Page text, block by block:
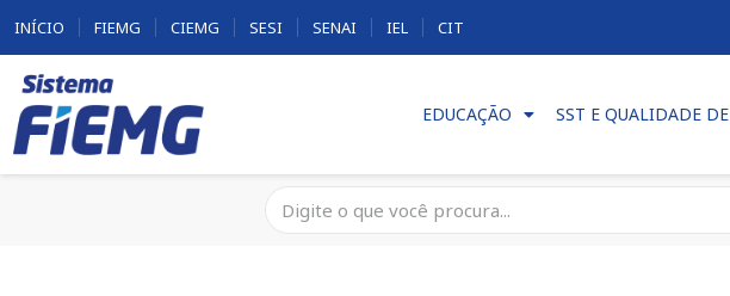
INÍCIO FIEMG CIEMG SESI SENAI IEL CIT
EDUCAÇÃO SST E QUALIDADE